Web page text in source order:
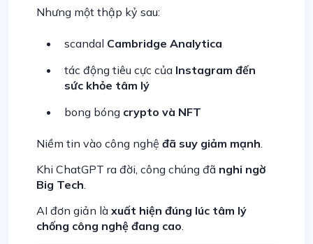
Nhưng một thập kỷ sau:
scandal Cambridge Analytica
tác động tiêu cực của Instagram đến
sức khỏe tâm lý
bong bóng crypto và NFT
Niềm tin vào công nghệ đã suy giảm mạnh.
Khi ChatGPT ra đời, công chúng đã nghi ngờ
Big Tech.
AI đơn giản là xuất hiện đúng lúc tâm lý
chống công nghệ đang cao.